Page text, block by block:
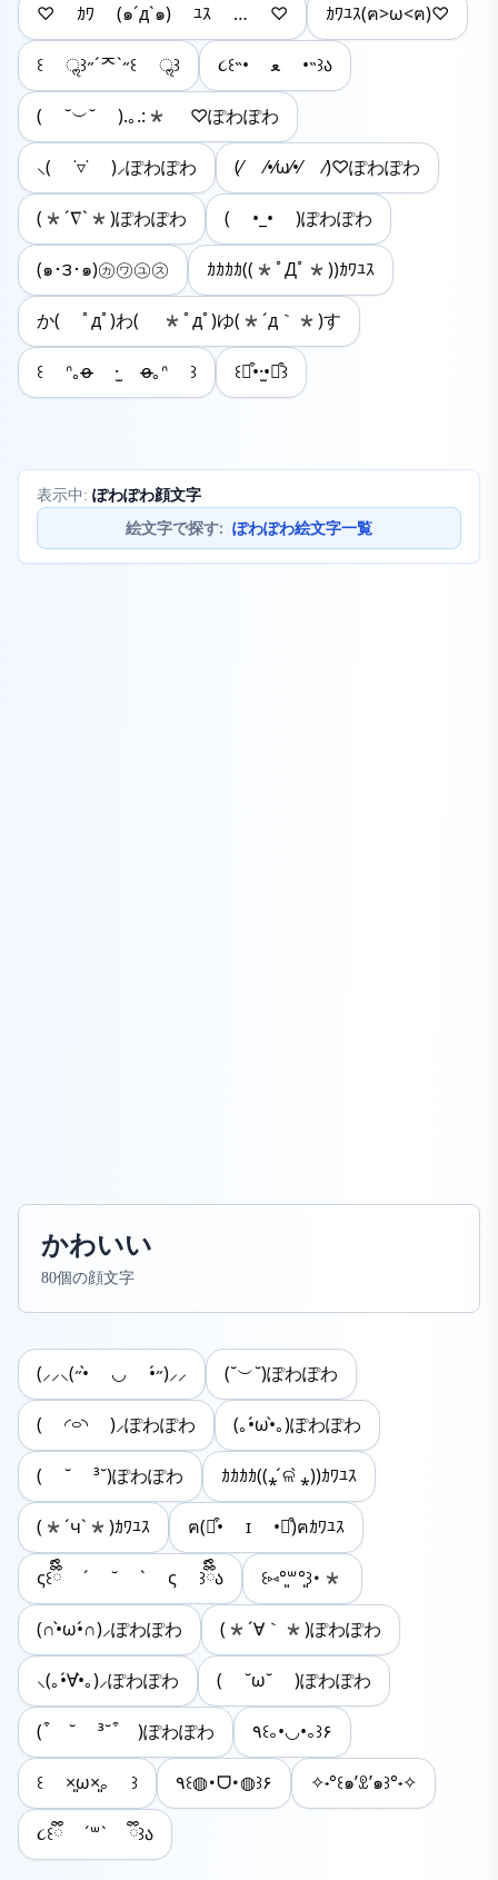
♡ ｶﾜ (๑´д`๑) ﾕｽ … ♡ ｶﾜﾕｽ(ฅ>ω<ฅ)♡
꒰ ॢ꒱˶´ᄌ`˶꒰ ॢ꒱ ૮꒰˵• ﻌ •˵꒱ა
( ˘︶˘ ).｡.:* ♡ぽわぽわ
⸜( ˙▿˙ )⸝ぽわぽわ (⁄ ⁄•⁄ω⁄•⁄ ⁄)♡ぽわぽわ
(*´∇`*)ぽわぽわ ( •_• )ぽわぽわ
(๑･౩･๑)㋕㋻㋴㋜ ｶｶｶｶ((*ﾟДﾟ*))ｶﾜﾕｽ
か( ﾟдﾟ)わ( *ﾟдﾟ)ゆ(*´д｀*)す
꒰ ᐢ｡o̶̶̷ ·̫ o̶̶̷｡ᐢ ꒱ ꒰⌯͒•·̫•⌯͒꒱
表示中: ぽわぽわ顔文字
絵文字で探す: ぽわぽわ絵文字一覧
かわいい
80個の顔文字
(⸝⸝⸜(˶•̀ ◡ •́˶)⸝⸝ (˘︶˘)ぽわぽわ
( ◜࿁◝ )⸝ぽわぽわ (｡•́ω•̀｡)ぽわぽわ
( ˘ ³˘)ぽわぽわ ｶｶｶｶ((⁎ ́ଳ ̀⁎))ｶﾜﾕｽ
(*´ч`*)ｶﾜﾕｽ ฅ(⌯͒• ɪ •⌯͒)ฅｶﾜﾕｽ
ς꒰ྀིྀི ´ ˘ ` ς ꒱ྀིྀིა ꒰⑅°͈꒳°͈꒱･*
(∩•̀ω•́∩)⸝ぽわぽわ (*´∀｀*)ぽわぽわ
⸜(｡•́∀•̀｡)⸝ぽわぽわ ( ˘ω˘ )ぽわぽわ
( ͒ ˘ ³˘ ͒ )ぽわぽわ ٩꒰｡•◡•｡꒱۶
꒰ ×͈ω×͈｡ ꒱ ٩꒰◍･ᗜ･◍꒱۶ ✧˖°꒰๑’ꀾ’๑꒱°˖✧
૮꒰ྀི ´꒳` ྀི꒱ა